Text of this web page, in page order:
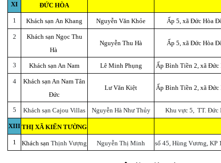
XI ĐỨC HÒA
1 Khách sạn An Khang Nguyễn Văn Khỏe Ấp 5, xã Đức Hòa
2
Khách sạn Ngọc Thu
Hà
Nguyễn Thu Hà Ấp 5, xã Đức Hòa
3 Khách sạn An Nam Lê Minh Phụng Ấp Bình Tiền 2, xã Đức
4
Khách sạn An Nam Tân
Đức
Lư Văn Kiệt Ấp Bình Tiền 2, xã Đức
5 Khách sạn Cajou Villas Nguyễn Hà Như Thủy Khu vực 5, TT. Đức
XIII THỊ XÃ KIẾN TƯỜNG
1 Khách sạn Thịnh Vượng Nguyễn Thị Minh số 45, Hùng Vương, KP